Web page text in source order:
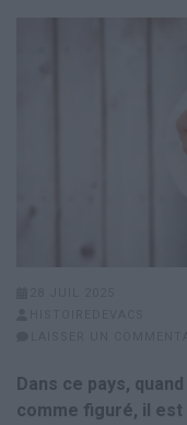
Dans ce pays,
comme figuré, il est